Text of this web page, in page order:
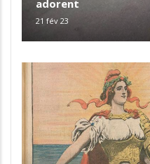
adorent
21 fév 23